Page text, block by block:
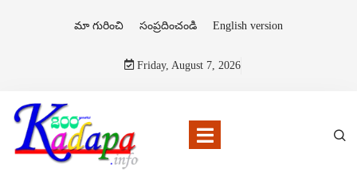
మా గురించి సంప్రదించండి English version
Friday, August 7, 2026